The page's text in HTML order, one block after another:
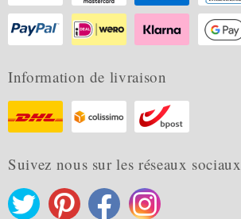
Information de livraison
Suivez nous sur les réseaux sociaux